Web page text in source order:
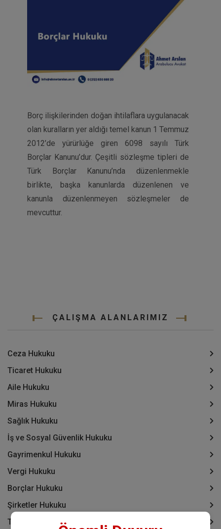
Borç ilişkilerinden doğan ihtilaflara uygulanacak
olan kuralların yer aldığı temel kanun 1 Temmuz
2012’de yürürlüğe giren 6098 sayılı Türk
Borçlar Kanunu’dur. Çeşitli sözleşme tipleri de
Türk Borçlar Kanunu’nda düzenlenmekle
birlikte, başka kanunlarda düzenlenen ve
kanunla düzenlenmeyen sözleşmeler de
mevcuttur.
ÇALIŞMA ALANLARIMIZ
Ceza Hukuku
Ticaret Hukuku
Aile Hukuku
Miras Hukuku
Sağlık Hukuku
İş ve Sosyal Güvenlik Hukuku
Gayrimenkul Hukuku
Vergi Hukuku
Borçlar Hukuku
Şirketler Hukuku
Tüketici Hukuku